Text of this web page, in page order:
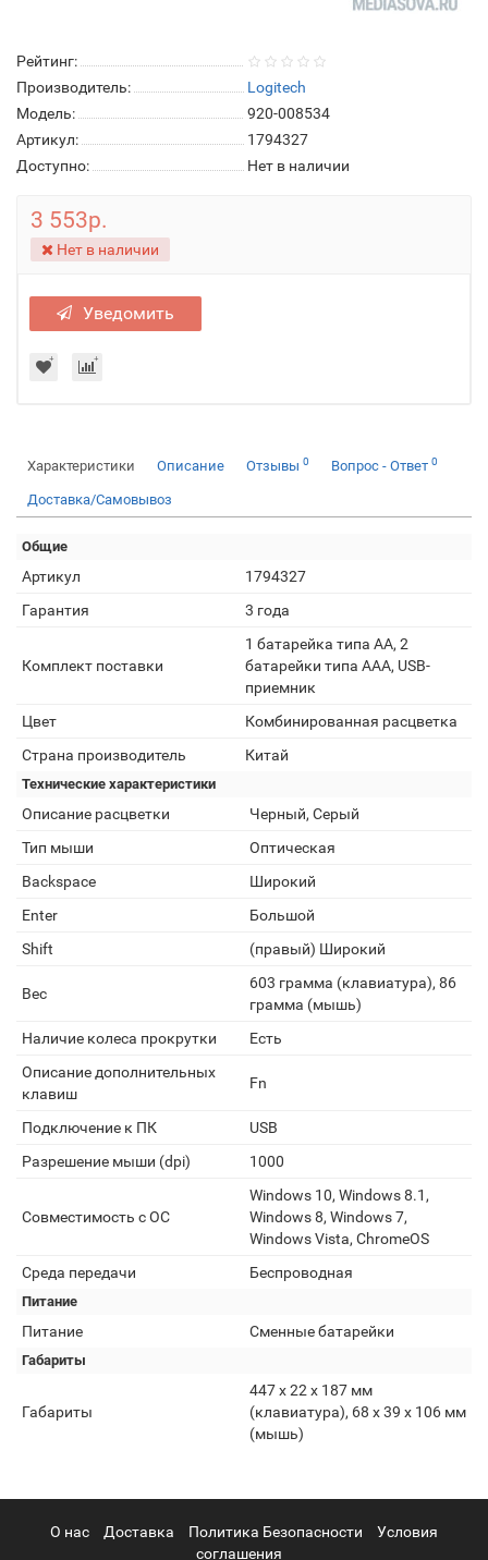
Рейтинг:
Производитель:
Logitech
Модель:
920-008534
Артикул:
1794327
Доступно:
Нет в наличии
3 553р.
Нет в наличии
Уведомить
Характеристики Описание Отзывы 0 Вопрос - Ответ 0
Доставка/Самовывоз
Общие
Артикул
1794327
Гарантия
3 года
Комплект поставки
1 батарейка типа AA, 2
батарейки типа AAA, USB-
приемник
Цвет
Комбинированная расцветка
Страна производитель
Китай
Технические характеристики
Описание расцветки
Черный, Серый
Тип мыши
Оптическая
Backspace
Широкий
Enter
Большой
Shift
(правый) Широкий
Вес
603 грамма (клавиатура), 86
грамма (мышь)
Наличие колеса прокрутки
Есть
Описание дополнительных
клавиш
Fn
Подключение к ПК
USB
Разрешение мыши (dpi)
1000
Совместимость с ОС
Windows 10, Windows 8.1,
Windows 8, Windows 7,
Windows Vista, ChromeOS
Среда передачи
Беспроводная
Питание
Питание Сменные батарейки
Габариты
Габариты
447 x 22 x 187 мм
(клавиатура), 68 x 39 x 106 мм
(мышь)
О нас Доставка Политика Безопасности
Условия
соглашения